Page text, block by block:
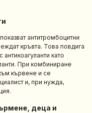
антитромбоцитни
кръвта. Това повдига
като
При комбиниране
кървене и се
и, при нужда,
деца и